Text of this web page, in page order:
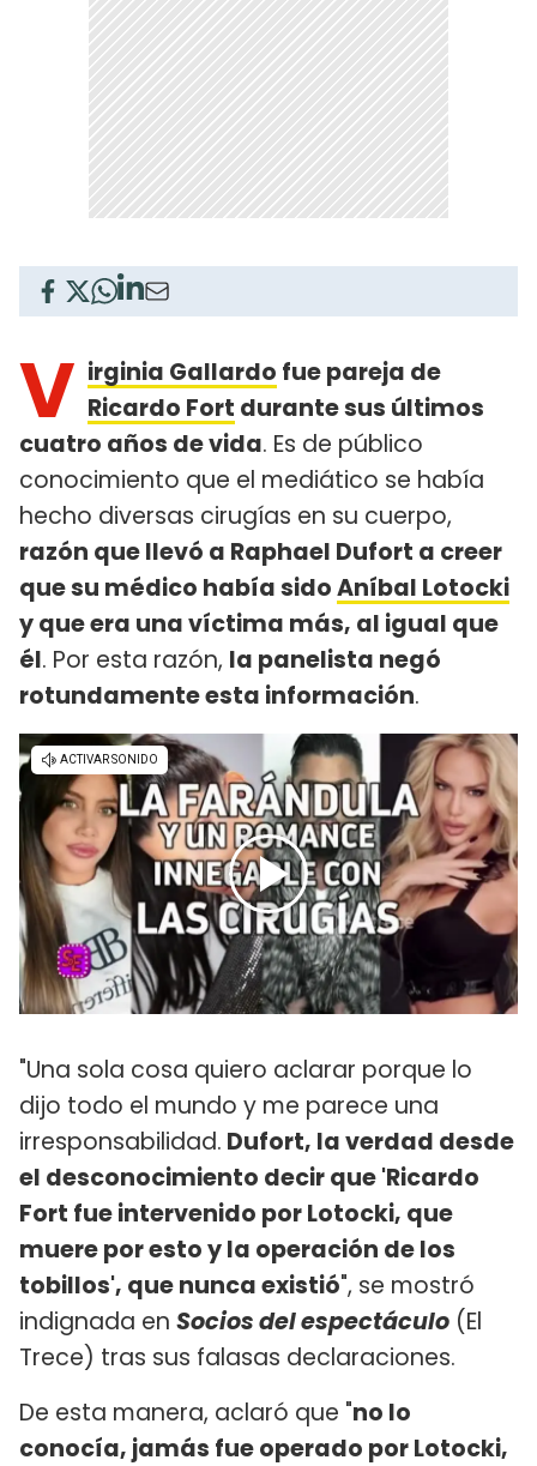
V irginia Gallardo fue pareja de
Ricardo Fort durante sus últimos
cuatro años de vida. Es de público
conocimiento que el mediático se había
hecho diversas cirugías en su cuerpo,
razón que llevó a Raphael Dufort a creer
que su médico había sidoAníbal Lotocki
y que era una víctima más, al igual que
él. Por esta razón, la panelista negó
rotundamente esta información.
"Una sola cosa quiero aclarar porque lo
dijo todo el mundo y me parece una
irresponsabilidad. Dufort, la verdad desde
el desconocimiento decir que 'Ricardo
Fort fue intervenido por Lotocki, que
muere por esto y la operación de los
tobillos', que nunca existió", se mostró
indignada en Socios del espectáculo (El
Trece) tras sus falasas declaraciones.
De esta manera, aclaró que "no lo
conocía, jamás fue operado por Lotocki,